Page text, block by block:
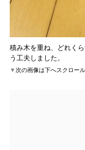
積み木を重ね、どれく
う工夫しました。
▼次の画像は下へスクロー